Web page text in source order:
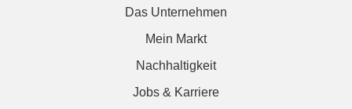
Das Unternehmen
Mein Markt
Nachhaltigkeit
Jobs & Karriere